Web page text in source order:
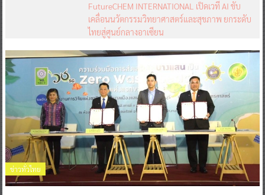
FutureCHEM INTERNATIONAL เปิดเวที AI ขับ
เคลื่อนนวัตกรรมวิทยาศาสตร์และสุขภาพ ยกระดับ
ไทยสู่ศูนย์กลางอาเซียน
ข่าวทั่วไทย